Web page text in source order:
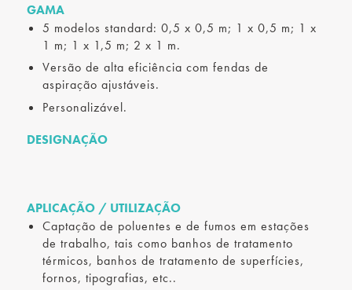
GAMA
5 modelos standard: 0,5 x 0,5 m; 1 x 0,5 m; 1 x
1 m; 1 x 1,5 m; 2 x 1 m.
Versão de alta eficiência com fendas de
aspiração ajustáveis.
Personalizável.
DESIGNAÇÃO
APLICAÇÃO / UTILIZAÇÃO
Captação de poluentes e de fumos em estações
de trabalho, tais como banhos de tratamento
térmicos, banhos de tratamento de superfícies,
fornos, tipografias, etc..